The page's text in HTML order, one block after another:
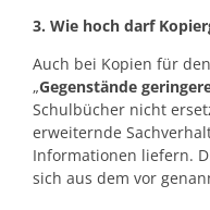
3. Wie hoch darf
Auch bei Kopien für
„Gegenstände
Schulbücher nicht
erweiternde
Informationen liefern.
sich aus dem vor